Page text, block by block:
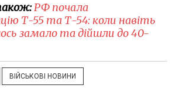
РФ почала
Т-55 та Т-54: коли навіть
замало та дійшли до 40-
ВІЙСЬКОВІ НОВИНИ